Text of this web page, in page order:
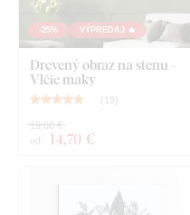
-25% VÝPREDAJ 🔥
Drevený obraz na stenu -
Vlčie maky
( 19)
od 14,70 €
19,60 €